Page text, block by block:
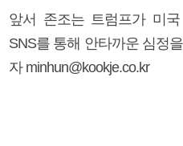
앞서 존조는 트럼프가 미
SNS를 통해 안타까운 심정
자 minhun@kookje.co.kr